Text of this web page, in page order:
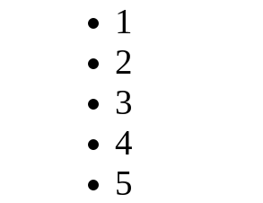
1
2
3
4
5